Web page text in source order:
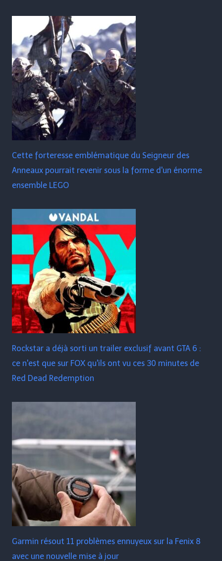
Cette forteresse emblématique du Seigneur des
Anneaux pourrait revenir sous la forme d'un énorme
ensemble LEGO
Rockstar a déjà sorti un trailer exclusif avant GTA 6 :
ce n'est que sur FOX qu'ils ont vu ces 30 minutes de
Red Dead Redemption
Garmin résout 11 problèmes ennuyeux sur la Fenix ​​​​8
avec une nouvelle mise à jour